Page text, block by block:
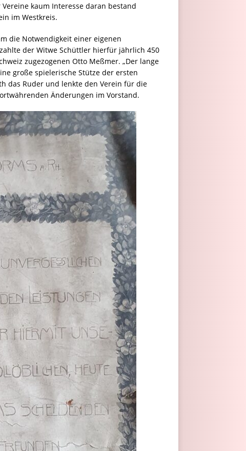
kaum Interesse daran bestand
im Westkreis.
die Notwendigkeit einer eigenen
der Witwe Schüttler hierfür jährlich 450
zugezogenen Otto Meßmer. „Der lange
große spielerische Stütze der ersten
das Ruder und lenkte den Verein für die
Änderungen im Vorstand.